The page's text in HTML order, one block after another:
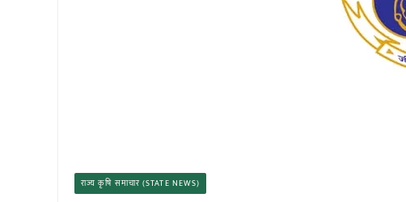
राज्य कृषि समाचार (STATE NEWS)